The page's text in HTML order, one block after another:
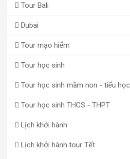
Tour Bali
Dubai
Tour mạo hiểm
Tour học sinh
Tour học sinh mầm non - tiểu học
Tour học sinh THCS - THPT
Lịch khởi hành
Lịch khởi hành tour Tết